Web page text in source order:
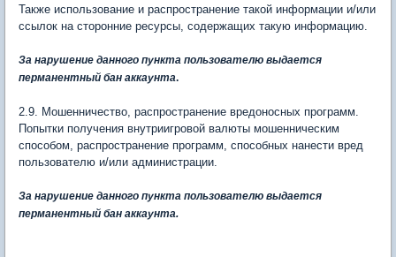
Также использование и распространение такой информации и/или
ссылок на сторонние ресурсы, содержащих такую информацию.
За нарушение данного пункта пользователю выдается
перманентный бан аккаунта.
2.9. Мошенничество, распространение вредоносных программ.
Попытки получения внутриигровой валюты мошенническим
способом, распространение программ, способных нанести вред
пользователю и/или администрации.
За нарушение данного пункта пользователю выдается
перманентный бан аккаунта.